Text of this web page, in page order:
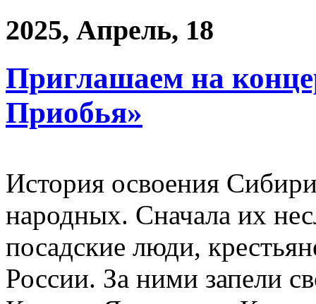
2025, Апрель, 18
Приглашаем на
Приобья»
История освоения
народных. Сначала их
посадские люди,
России. За ними запели